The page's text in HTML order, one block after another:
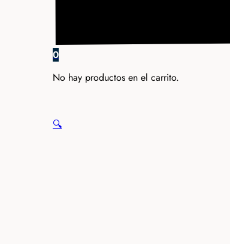
0
No hay productos en el carrito.
🔍